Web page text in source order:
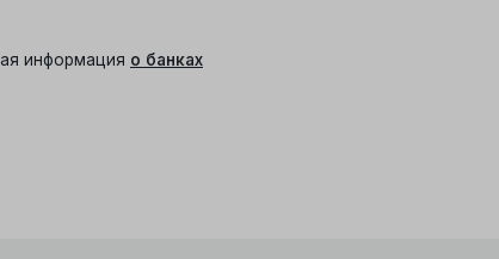
информация о банках